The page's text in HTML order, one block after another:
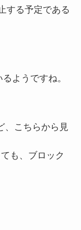
する予定である
ようですね。
、こちらから見
も、ブロック